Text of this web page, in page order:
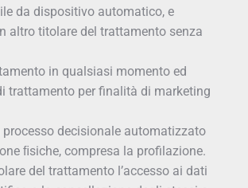
da dispositivo automatico, e
altro titolare del trattamento senza
in qualsiasi momento ed
trattamento per finalità di marketing
decisionale automatizzato
ﬁsiche, compresa la profilazione.
del trattamento l’accesso ai dati